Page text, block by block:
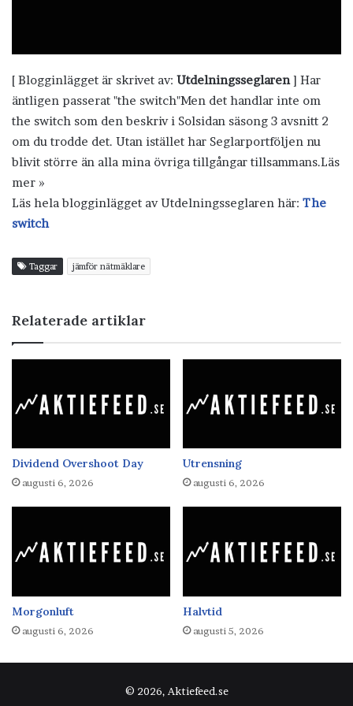
[ Blogginlägget är skrivet av: Utdelningsseglaren] Har
äntligen passerat "the switch"Men det handlar inte om
the switch som den beskriv i Solsidan säsong 3 avsnitt 2
om du trodde det. Utan istället har Seglarportföljen nu
blivit större än alla mina övriga tillgångar tillsammans.Läs
mer »
Läs hela blogginlägget av Utdelningsseglaren här: The
switch
Taggar jämför nätmäklare
Relaterade artiklar
Dividend Overshoot Day
augusti 6, 2026
Utrensning
augusti 6, 2026
Morgonluft
augusti 6, 2026
Halvtid
augusti 5, 2026
© 2026, Aktiefeed.se